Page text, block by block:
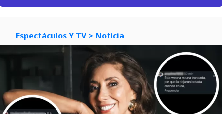
Espectáculos Y TV > Noticia